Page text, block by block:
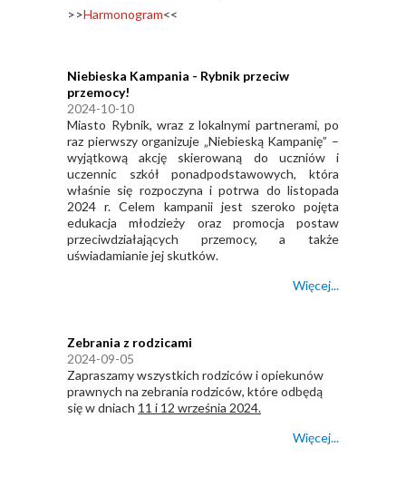
>>Harmonogram<<
Niebieska Kampania - Rybnik przeciw
przemocy!
2024-10-10
Miasto Rybnik, wraz z lokalnymi partnerami, po
raz pierwszy organizuje „Niebieską Kampanię” –
wyjątkową akcję skierowaną do uczniów i
uczennic szkół ponadpodstawowych, która
właśnie się rozpoczyna i potrwa do listopada
2024 r. Celem kampanii jest szeroko pojęta
edukacja młodzieży oraz promocja postaw
przeciwdziałających przemocy, a także
uświadamianie jej skutków.
Więcej...
Zebrania z rodzicami
2024-09-05
Zapraszamy wszystkich rodziców i opiekunów
prawnych na zebrania rodziców, które odbędą
się w dniach 11 i 12 września 2024.
Więcej...